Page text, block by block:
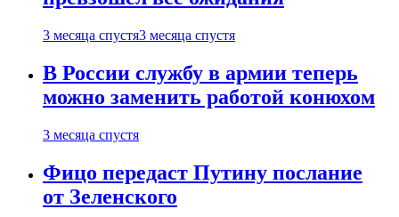
3 месяца спустя3 месяца спустя
В России службу в армии теперь
можно заменить работой конюхом
3 месяца спустя
Фицо передаст Путину послание
от Зеленского